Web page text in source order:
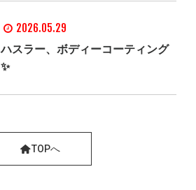
2026.05.29
ハスラー、ボディーコーティング
✨
TOPへ